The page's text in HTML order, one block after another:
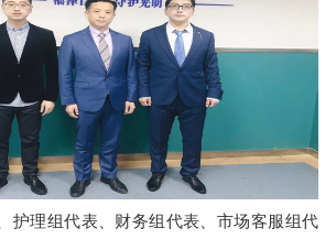
护理组代表、财务组代表、市场客服组代